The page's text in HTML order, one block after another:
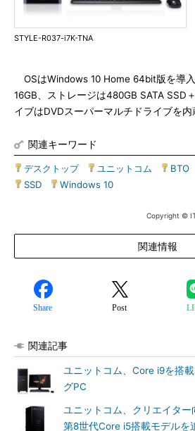
STYLE-R037-i7K-TNA
OSはWindows 10 Home 64bit版を導
16GB、ストレージは480GB SATA SSD
イブはDVDスーパーマルチドライブを内
関連キーワード
デスクトップ| ユニットコム BTO
SSD
Windows 10
Copyright ©
関連情報
Share Post
関連記事
ユニットコム、Core i9を搭
グPC
ユニットコム、クリエイタ
第8世代Core i5搭載モデルを